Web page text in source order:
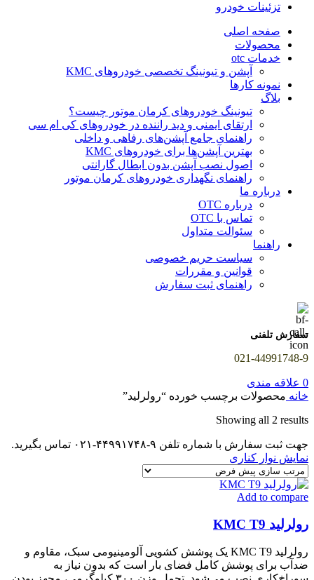
تزئینات خودرو
صفحه اصلی
محصولات
خدمات otc
آپشن و تیونینگ تخصصی خودروهای KMC
نمونه کارها
بلاگ
تیونینگ خودروهای کرمان موتور چیست؟
ارتقای ایمنی و دید راننده در خودروهای کی ام سی
راهنمای جامع آپشن‌های رفاهی و داخلی
بهترین آپشن‌ها برای خودروهای KMC
اصول نصب آپشن بدون ابطال گارانتی
راهنمای نگهداری خودروهای کرمان موتور
درباره ما
درباره OTC
تماس با OTC
سئوالت متداول
راهنما
سیاست حریم خصوصی
قوانین و مقررات
راهنمای ثبت سفارش
سفارش تلفنی
021-44991748-9
0 علاقه مندی
خانه محصولات برچسب خورده “رولرلید”
Showing all 2 results
جهت ثبت سفارش با شماره تلفن ۹-۴۴۹۹۱۷۴۸-۰۲۱ تماس بگیرید.
نمایش نوار کناری
Add to compare
رولرلید KMC T9
رولرلید KMC T9 یک پوشش کشویی آلومینیومی سبک، مقاوم و
ضدآب برای پوشش کامل فضای بار است که بدون نیاز به